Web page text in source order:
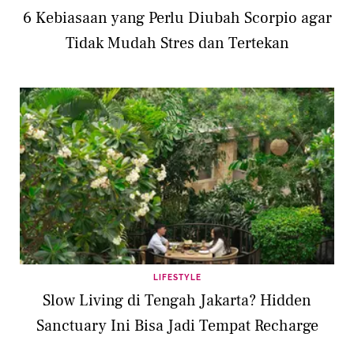
6 Kebiasaan yang Perlu Diubah Scorpio agar
Tidak Mudah Stres dan Tertekan
LIFESTYLE
Slow Living di Tengah Jakarta? Hidden
Sanctuary Ini Bisa Jadi Tempat Recharge